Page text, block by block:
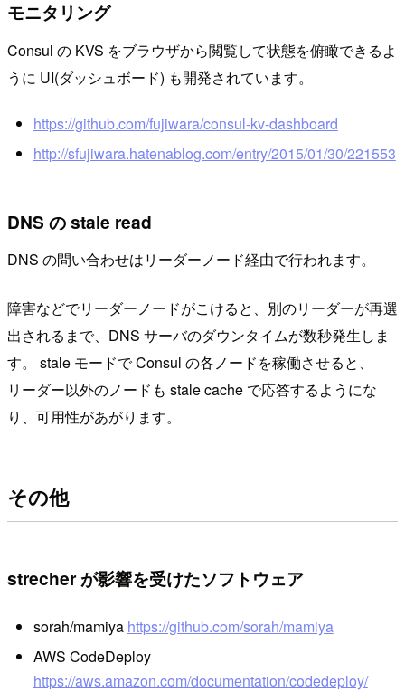
モニタリング
Consul の KVS をブラウザから閲覧して状態を俯瞰できるよ
うに UI(ダッシュボード) も開発されています。
https://github.com/fujiwara/consul-kv-dashboard
http://sfujiwara.hatenablog.com/entry/2015/01/30/221553
DNS の stale read
DNS の問い合わせはリーダーノード経由で行われます。
障害などでリーダーノードがこけると、別のリーダーが再選
出されるまで、DNS サーバのダウンタイムが数秒発生しま
す。 stale モードで Consul の各ノードを稼働させると、
リーダー以外のノードも stale cache で応答するようにな
り、可用性があがります。
その他
strecher が影響を受けたソフトウェア
sorah/mamiya https://github.com/sorah/mamiya
AWS CodeDeploy
https://aws.amazon.com/documentation/codedeploy/